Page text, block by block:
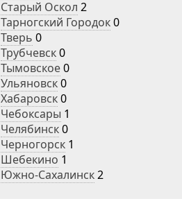
Старый Оскол 2
Тарногский Городок0
Тверь 0
Трубчевск0
Тымовское0
Ульяновск0
Хабаровск0
Чебоксары 1
Челябинск0
Черногорск 1
Шебекино 1
Южно-Сахалинск2